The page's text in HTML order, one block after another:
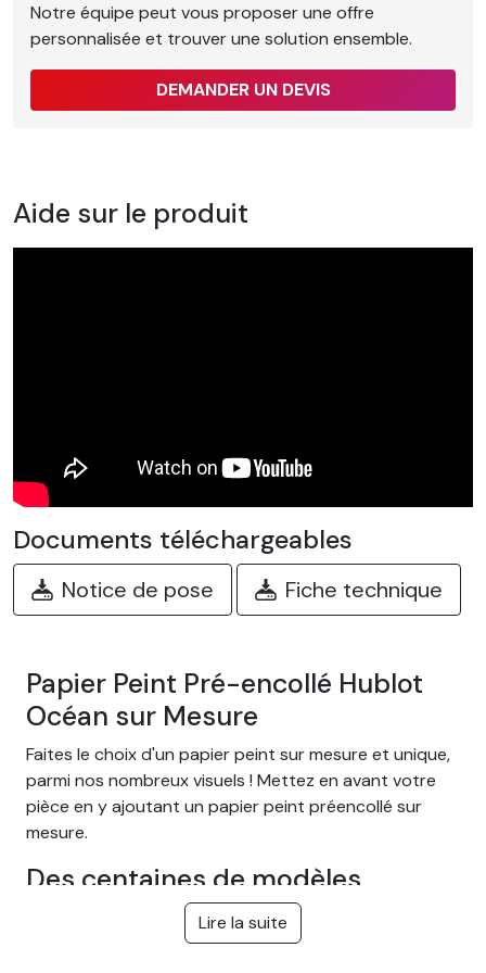
Notre équipe peut vous proposer une offre
personnalisée et trouver une solution ensemble.
DEMANDER UN DEVIS
Aide sur le produit
Documents téléchargeables
Notice de pose Fiche technique
Papier Peint Pré-encollé Hublot
Océan sur Mesure
Faites le choix d'un papier peint sur mesure et unique,
parmi nos nombreux visuels ! Mettez en avant votre
pièce en y ajoutant un papier peint préencollé sur
mesure.
Des centaines de modèles
Choisissez parmi notre large gamme de papiers peints
Lire la suite